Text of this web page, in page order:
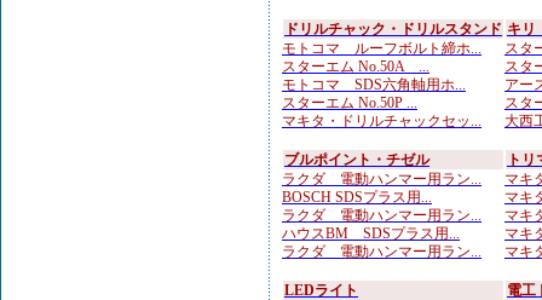
ドリルチャック・ドリルスタンド
モトコマ ルーフボルト締ホ...
スターエム No.50A ...
モトコマ SDS六角軸用ホ...
スターエム No.50P ...
マキタ・ドリルチャックセッ...
キリ
スタ
スタ
アー
スタ
大西
ブルポイント・チゼル
ラクダ 電動ハンマー用ラン...
BOSCH SDSプラス用...
ラクダ 電動ハンマー用ラン...
ハウスBM SDSプラス用...
ラクダ 電動ハンマー用ラン...
ト
マキ
マキ
マキ
マキ
マキ
LEDライト
電工